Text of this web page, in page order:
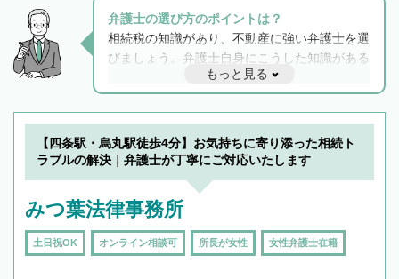
弁護士の選び方のポイントは？
相続税の知識があり、不動産に強い弁護士を選
びましょう。弁護士自身にこうした知識がある
と他士業との連携もスムーズに進み、トラブル
解決のみならず相続をトータルで任せることが
できます。また、相続は感情がからむ分野なの
でフィーリングも重要です。実際に電話や面談
で複数の弁護士と会話をしてウマが合う方に依
もっと見る
【四条駅・烏丸駅徒歩4分】お気持ちに寄り添った相続ト
ラブルの解決｜弁護士が丁寧にご対応いたします
みつ葉法律事務所
土日祝OK オンライン相談可 所長が女性 女性弁護士在籍